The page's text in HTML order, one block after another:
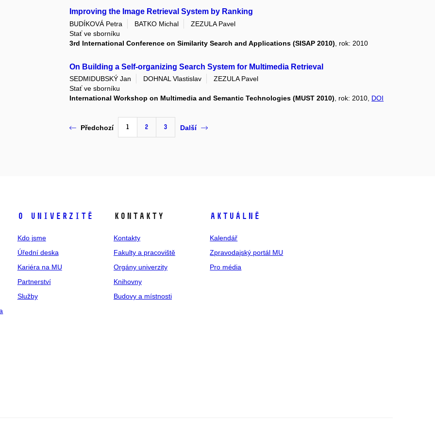
Improving the Image Retrieval System by Ranking
BUDÍKOVÁ Petra BATKO Michal
ZEZULA Pavel
Stať ve sborníku
3rd International Conference on Similarity Search and Applications (SISAP 2010) , rok: 2010
On Building a Self-organizing Search System for Multimedia Retrieval
SEDMIDUBSKÝ Jan DOHNAL Vlastislav
ZEZULA Pavel
Stať ve sborníku
International Workshop on Multimedia and Semantic Technologies (MUST 2010) , rok: 2010, DOI
Předchozí 1 2 3 Další
O univerzitě
Kdo jsme
Úřední deska
Kariéra na MU
Partnerství
Služby
Kontakty
Kontakty
Fakulty a pracoviště
Orgány univerzity
Knihovny
Budovy a místnosti
Aktuálně
Kalendář
Zpravodajský portál MU
Pro média